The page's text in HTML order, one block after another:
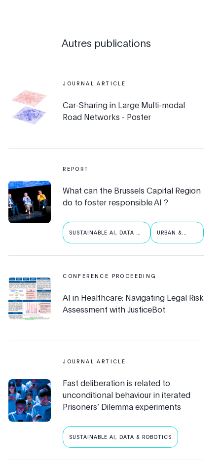
Autres publications
JOURNAL ARTICLE
Car-Sharing in Large Multi-modal
Road Networks - Poster
REPORT
What can the Brussels Capital Region
do to foster responsible AI ?
SUSTAINABLE AI, DATA &
URBAN &
CONFERENCE PROCEEDING
AI in Healthcare: Navigating Legal Risk
Assessment with JusticeBot
JOURNAL ARTICLE
Fast deliberation is related to
unconditional behaviour in iterated
Prisoners’ Dilemma experiments
SUSTAINABLE AI, DATA & ROBOTICS